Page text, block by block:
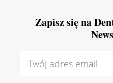
Zapisz się na